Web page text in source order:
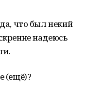
что был некий
надеюсь
(ещё)?